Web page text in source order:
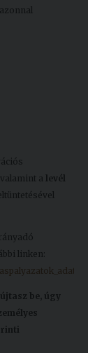
a
levél
linken:
be, úgy